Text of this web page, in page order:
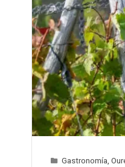
Gastronomía